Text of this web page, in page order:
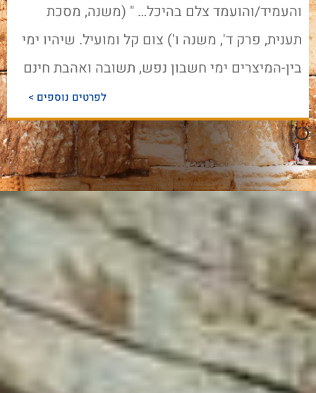
והעמיד/והועמד צלם בהיכל… " (משנה, מסכת
תענית, פרק ד', משנה ו') צום קל ומועיל. שיהיו ימי
בין-המיצרים ימי חשבון נפש, תשובה ואהבת חינם
לפרטים נוספים >